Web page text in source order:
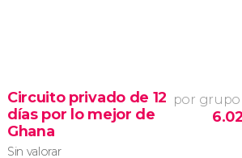
Circuito privado de 12
días por lo mejor de
Ghana
Sin valorar
por grupo